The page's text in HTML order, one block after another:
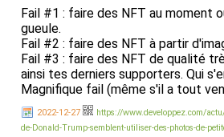
Fail #1 : faire des NFT au moment
gueule.
Fail #2 : faire des NFT à partir
Fail #3 : faire des NFT de qualité
ainsi tes derniers supporters. Qui
Magnifique fail (même s'il a tout
2022-12-27
https://www.developpez.com/
de-Donald-Trump-semblent-utiliser-des-photos-de-